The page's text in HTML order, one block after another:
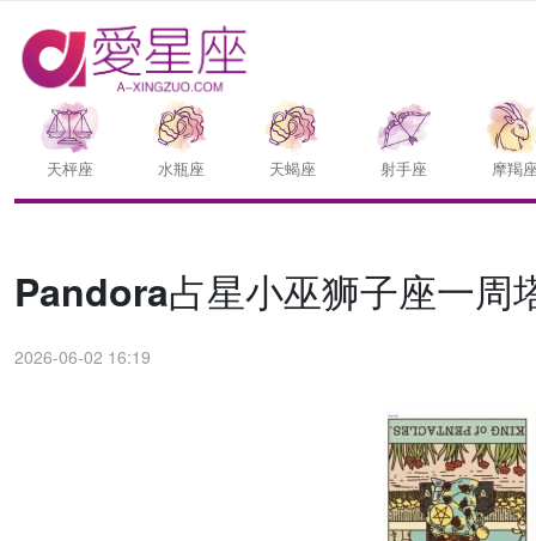
天枰座 水瓶座 天蝎座 射手座 摩羯
Pandora占星小巫狮子座一周
2026-06-02 16:19